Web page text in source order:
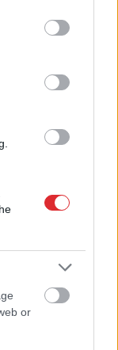
may click to
party tags to
below Google
or
labāk
veidu,
ēšanu
pārlieku